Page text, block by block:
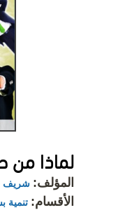
لماذا من
المؤلف: شريف
الأقسام: تنمية